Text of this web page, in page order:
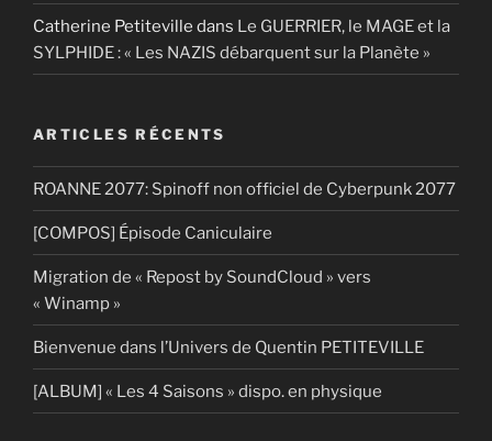
Catherine Petiteville dans Le GUERRIER, le MAGE et la
SYLPHIDE : « Les NAZIS débarquent sur la Planète »
ARTICLES RÉCENTS
ROANNE 2077: Spinoff non officiel de Cyberpunk 2077
[COMPOS] Épisode Caniculaire
Migration de « Repost by SoundCloud » vers
« Winamp »
Bienvenue dans l’Univers de Quentin PETITEVILLE
[ALBUM] « Les 4 Saisons » dispo. en physique